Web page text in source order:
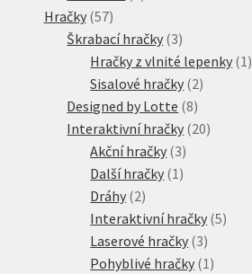
Hračky 5757
produktů
Škrabací hračky 33
produkty
Hračky z vlnité lepenky 11
Sisalové hračky 22
Designed by Lotte 88
produktů
Interaktivní hračky 2020
Akční hračky 33
produkty
Další hračky 11
Dráhy 22
produkty
Interaktivní hračky 55
Laserové hračky 33
produkty
Pohyblivé hračky 11